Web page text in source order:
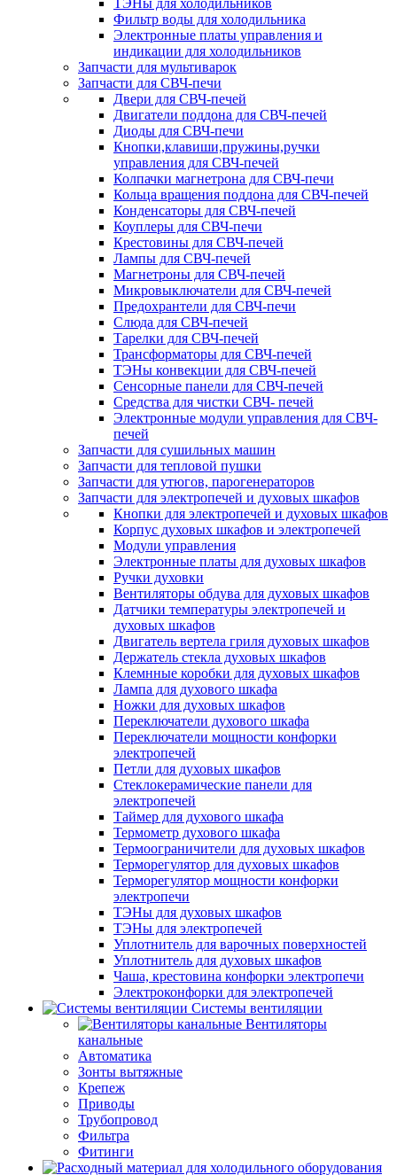
ТЭНы для холодильников
Фильтр воды для холодильника
Электронные платы управления и
индикации для холодильников
Запчасти для мультиварок
Запчасти для СВЧ-печи
Двери для СВЧ-печей
Двигатели поддона для СВЧ-печей
Диоды для СВЧ-печи
Кнопки,клавиши,пружины,ручки
управления для СВЧ-печей
Колпачки магнетрона для СВЧ-печи
Кольца вращения поддона для СВЧ-печей
Конденсаторы для СВЧ-печей
Коуплеры для СВЧ-печи
Крестовины для СВЧ-печей
Лампы для СВЧ-печей
Магнетроны для СВЧ-печей
Микровыключатели для СВЧ-печей
Предохрантели для СВЧ-печи
Слюда для СВЧ-печей
Тарелки для СВЧ-печей
Трансформаторы для СВЧ-печей
ТЭНы конвекции для СВЧ-печей
Сенсорные панели для СВЧ-печей
Средства для чистки СВЧ- печей
Электронные модули управления для СВЧ-
печей
Запчасти для сушильных машин
Запчасти для тепловой пушки
Запчасти для утюгов, парогенераторов
Запчасти для электропечей и духовых шкафов
Кнопки для электропечей и духовых шкафов
Корпус духовых шкафов и электропечей
Модули управления
Электронные платы для духовых шкафов
Ручки духовки
Вентиляторы обдува для духовых шкафов
Датчики температуры электропечей и
духовых шкафов
Двигатель вертела гриля духовых шкафов
Держатель стекла духовых шкафов
Клемнные коробки для духовых шкафов
Лампа для духового шкафа
Ножки для духовых шкафов
Переключатели духового шкафа
Переключатели мощности конфорки
электропечей
Петли для духовых шкафов
Стеклокерамические панели для
электропечей
Таймер для духового шкафа
Термометр духового шкафа
Термоограничители для духовых шкафов
Терморегулятор для духовых шкафов
Терморегулятор мощности конфорки
электропечи
ТЭНы для духовых шкафов
ТЭНы для электропечей
Уплотнитель для варочных поверхностей
Уплотнитель для духовых шкафов
Чаша, крестовина конфорки электропечи
Электроконфорки для электропечей
Системы вентиляции
Вентиляторы
канальные
Автоматика
Зонты вытяжные
Крепеж
Приводы
Трубопровод
Фильтра
Фитинги